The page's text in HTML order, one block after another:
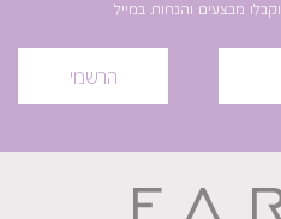
וקבלו מבצעים והנחות במייל
הרשמי